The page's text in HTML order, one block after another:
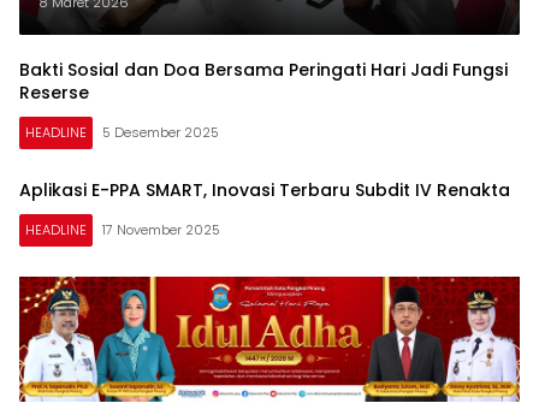
Langsung Ditahan
Bakti Sosial dan Doa Bersama Peringati Hari Jadi Fungsi
Reserse
HEADLINE 5 Desember 2025
Aplikasi E-PPA SMART, Inovasi Terbaru Subdit IV Renakta
HEADLINE 17 November 2025